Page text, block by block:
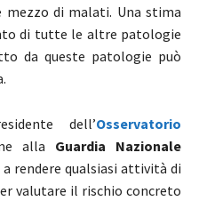
mezzo di malati. Una stima
di tutte le altre patologie
da queste patologie può
dell’Osservatorio
alla Guardia Nazionale
rendere qualsiasi attività di
valutare il rischio concreto